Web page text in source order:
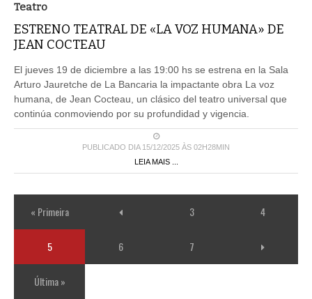
Teatro
ESTRENO TEATRAL DE «LA VOZ HUMANA» DE
JEAN COCTEAU
El jueves 19 de diciembre a las 19:00 hs se estrena en la Sala
Arturo Jauretche de La Bancaria la impactante obra La voz
humana, de Jean Cocteau, un clásico del teatro universal que
continúa conmoviendo por su profundidad y vigencia.
PUBLICADO DIA 15/12/2025 ÀS 02H28MIN
LEIA MAIS ...
« Primeira 3 4
5 6 7
Última »